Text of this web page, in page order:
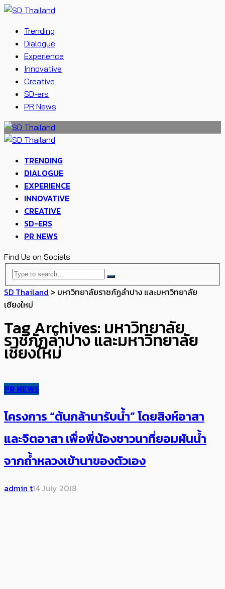
Trending
Dialogue
Experience
Innovative
Creative
SD-ers
PR News
TRENDING
DIALOGUE
EXPERIENCE
INNOVATIVE
CREATIVE
SD-ERS
PR NEWS
Find Us on Socials
SD Thailand > มหาวิทยาลัยราชภัฏลำปาง และมหาวิทยาลัย
เชียงใหม่
Tag Archives: มหาวิทยาลัย
ราชภัฏลำปาง และมหาวิทยาลัย
เชียงใหม่
PR NEWS
โครงการ “ต้นกล้านารับน้ำ” โดยสิงห์อาสา
และจิตอาสา เพื่อพี่น้องชาวนาที่ยอมผันน้ำ
จากถ้ำหลวงเข้านาของตัวเอง
admin t14 July 2018